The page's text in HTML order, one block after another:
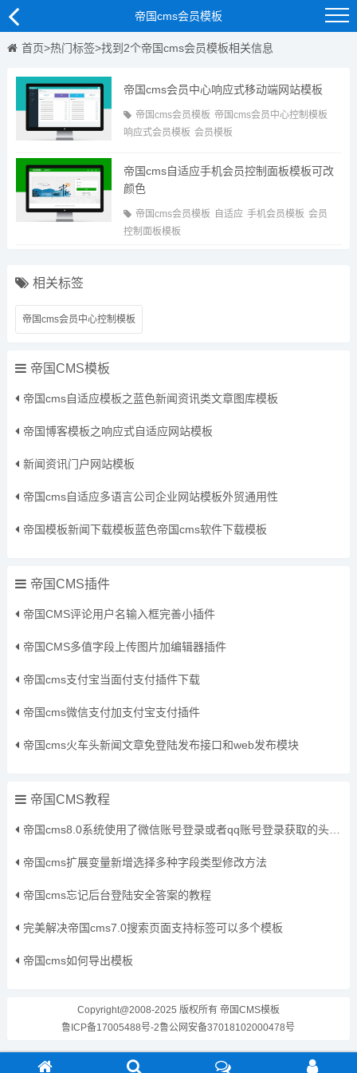
帝国cms会员模板
首页>热门标签>找到2个帝国cms会员模板相关信息
帝国cms会员中心响应式移动端网站模板
帝国cms会员模板 帝国cms会员中心控制模板
响应式会员模板 会员模板
帝国cms自适应手机会员控制面板模板可改
颜色
帝国cms会员模板 自适应 手机会员模板 会员
控制面板模板
相关标签
帝国cms会员中心控制模板
帝国CMS模板
帝国cms自适应模板之蓝色新闻资讯类文章图库模板
帝国博客模板之响应式自适应网站模板
新闻资讯门户网站模板
帝国cms自适应多语言公司企业网站模板外贸通用性
帝国模板新闻下载模板蓝色帝国cms软件下载模板
帝国CMS插件
帝国CMS评论用户名输入框完善小插件
帝国CMS多值字段上传图片加编辑器插件
帝国cms支付宝当面付支付插件下载
帝国cms微信支付加支付宝支付插件
帝国cms火车头新闻文章免登陆发布接口和web发布模块
帝国CMS教程
帝国cms8.0系统使用了微信账号登录或者qq账号登录获取的头像保存到本地方法
帝国cms扩展变量新增选择多种字段类型修改方法
帝国cms忘记后台登陆安全答案的教程
完美解决帝国cms7.0搜索页面支持标签可以多个模板
帝国cms如何导出模板
Copyright@2008-2025 版权所有 帝国CMS模板
鲁ICP备17005488号-2鲁公网安备37018102000478号